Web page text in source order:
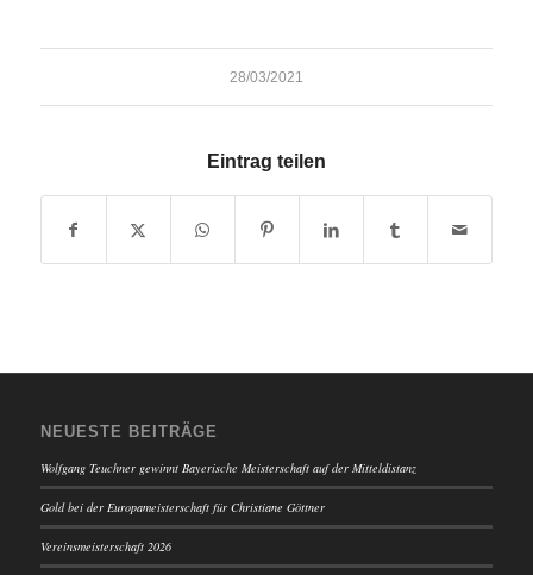
28/03/2021
Eintrag teilen
NEUESTE BEITRÄGE
Wolfgang Teuchner gewinnt Bayerische Meisterschaft auf der Mitteldistanz
Gold bei der Europameisterschaft für Christiane Göttner
Vereinsmeisterschaft 2026